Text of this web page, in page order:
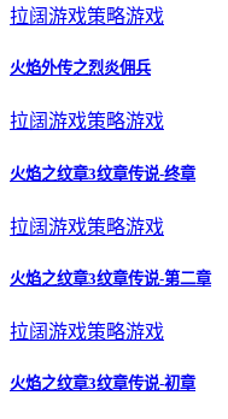
拉阔游戏策略游戏
火焰外传之烈炎佣兵
拉阔游戏策略游戏
火焰之纹章3纹章传说-终章
拉阔游戏策略游戏
火焰之纹章3纹章传说-第二章
拉阔游戏策略游戏
火焰之纹章3纹章传说-初章